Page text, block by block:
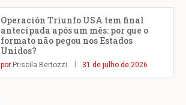
Operación Triunfo USA tem final
antecipada após um mês: por que o
formato não pegou nos Estados
Unidos?
por Priscila Bertozzi 31 de julho de 2026